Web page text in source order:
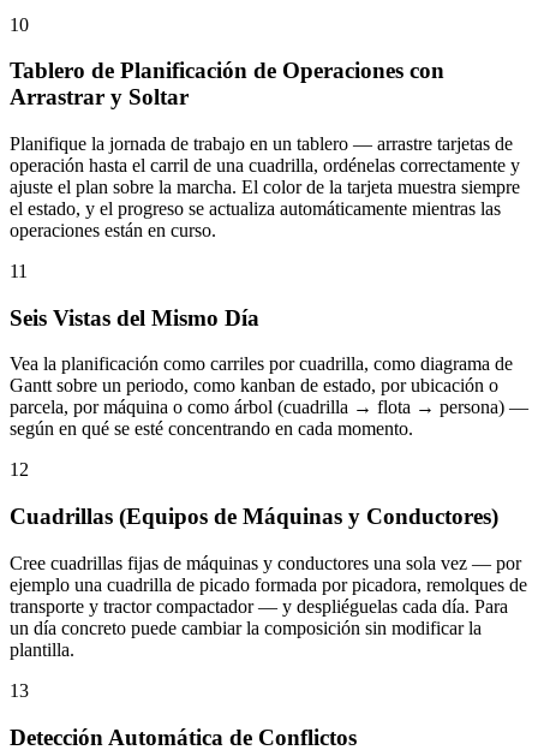
10
Tablero de Planificación de Operaciones con
Arrastrar y Soltar
Planifique la jornada de trabajo en un tablero — arrastre tarjetas de
operación hasta el carril de una cuadrilla, ordénelas correctamente y
ajuste el plan sobre la marcha. El color de la tarjeta muestra siempre
el estado, y el progreso se actualiza automáticamente mientras las
operaciones están en curso.
11
Seis Vistas del Mismo Día
Vea la planificación como carriles por cuadrilla, como diagrama de
Gantt sobre un periodo, como kanban de estado, por ubicación o
parcela, por máquina o como árbol (cuadrilla → flota → persona) —
según en qué se esté concentrando en cada momento.
12
Cuadrillas (Equipos de Máquinas y Conductores)
Cree cuadrillas fijas de máquinas y conductores una sola vez — por
ejemplo una cuadrilla de picado formada por picadora, remolques de
transporte y tractor compactador — y despliéguelas cada día. Para
un día concreto puede cambiar la composición sin modificar la
plantilla.
13
Detección Automática de Conflictos